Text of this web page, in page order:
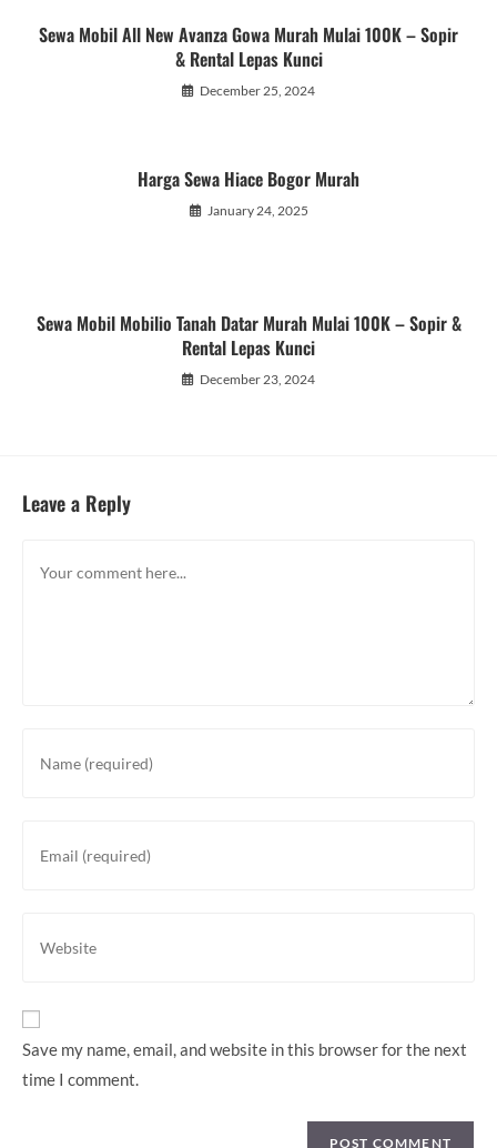
Sewa Mobil All New Avanza Gowa Murah Mulai 100K – Sopir
& Rental Lepas Kunci
December 25, 2024
Harga Sewa Hiace Bogor Murah
January 24, 2025
Sewa Mobil Mobilio Tanah Datar Murah Mulai 100K – Sopir &
Rental Lepas Kunci
December 23, 2024
Leave a Reply
your
username
your
your
URL
Save my name, email, and website in this browser for the next
time I comment.